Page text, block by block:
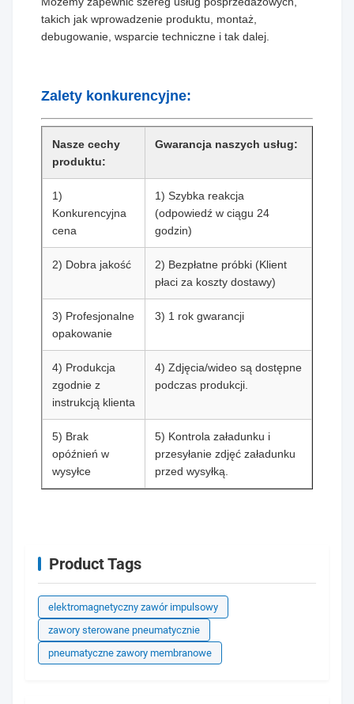
takich jak wprowadzenie produktu, montaż,
debugowanie, wsparcie techniczne i tak dalej.
Zalety konkurencyjne:
Nasze cechy
produktu:
Gwarancja naszych usług:
1)
Konkurencyjna
cena
1) Szybka reakcja
(odpowiedź w ciągu 24
godzin)
2) Dobra jakość
2) Bezpłatne próbki (Klient
płaci za koszty dostawy)
3) Profesjonalne
opakowanie
3) 1 rok gwarancji
4) Produkcja
zgodnie z
instrukcją klienta
4) Zdjęcia/wideo są dostępne
podczas produkcji.
5) Brak
opóźnień w
wysyłce
5) Kontrola załadunku i
przesyłanie zdjęć załadunku
przed wysyłką.
Product Tags
elektromagnetyczny zawór impulsowy
zawory sterowane pneumatycznie
pneumatyczne zawory membranowe